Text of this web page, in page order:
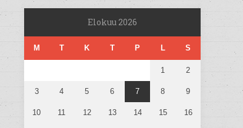
Elokuu 2026
M T K T P L S
1 2
3 4 5 6 7 8 9
10 11 12 13 14 15 16